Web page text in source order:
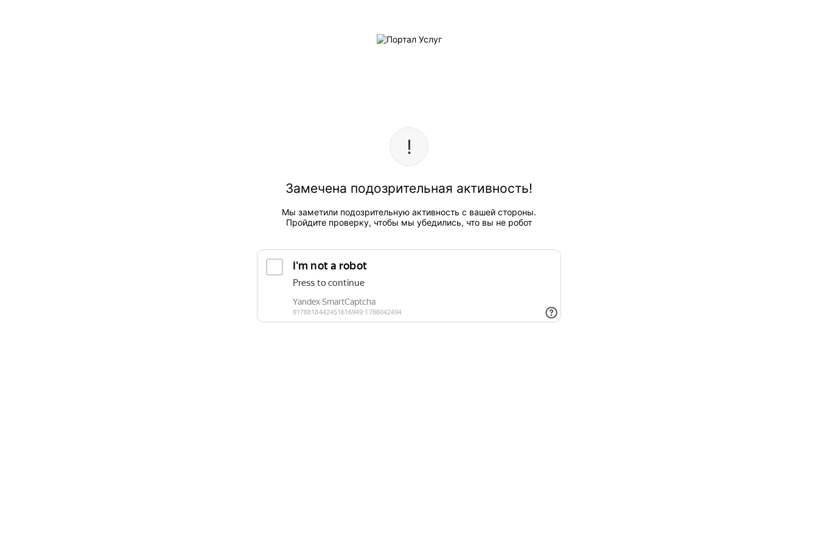
Замечена подозрительная активность!
Мы заметили подозрительную активность с вашей стороны.
Пройдите проверку, чтобы мы убедились, что вы не робот